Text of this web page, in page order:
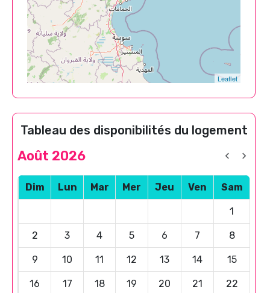
Leaflet
Tableau des disponibilités du logement
Août 2026
Dim Lun Mar Mer Jeu Ven Sam
1
2 3 4 5 6 7 8
9 10 11 12 13 14 15
16 17 18 19 20 21 22